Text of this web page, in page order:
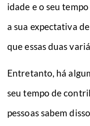
idade e o seu
a sua expectativa
que essas duas
Entretanto, há
seu tempo de
pessoas sabem